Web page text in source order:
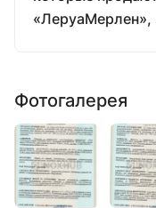
«ЛеруаМерлен»,
Фотогалерея